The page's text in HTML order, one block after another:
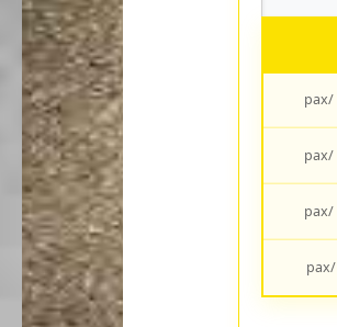
/pax
/pax
/pax
/pax